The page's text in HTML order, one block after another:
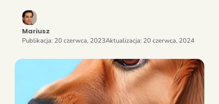
Mariusz
Publikacja: 20 czerwca, 2023Aktualizacja: 20 czerwca, 2024